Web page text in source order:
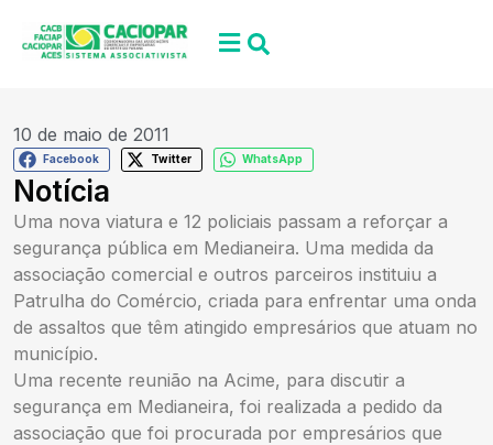
10 de maio de 2011
Facebook Twitter WhatsApp
Notícia
Uma nova viatura e 12 policiais passam a reforçar a
segurança pública em Medianeira. Uma medida da
associação comercial e outros parceiros instituiu a
Patrulha do Comércio, criada para enfrentar uma onda
de assaltos que têm atingido empresários que atuam no
município.
Uma recente reunião na Acime, para discutir a
segurança em Medianeira, foi realizada a pedido da
associação que foi procurada por empresários que